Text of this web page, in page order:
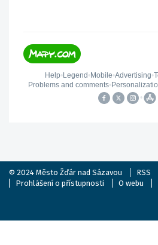
© 2024 Město Žďár nad Sázavou RSS
Prohlášení o přístupnosti
O webu